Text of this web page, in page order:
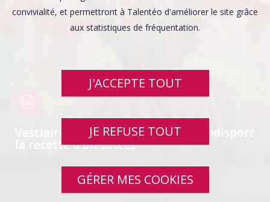
Vestiaires Saison 3, Humour et handisport
la recette d’un succès
convivialité, et permettront à Talentéo d'améliorer le site grâce
aux statistiques de fréquentation.
J'ACCEPTE TOUT
JE REFUSE TOUT
GÉRER MES COOKIES